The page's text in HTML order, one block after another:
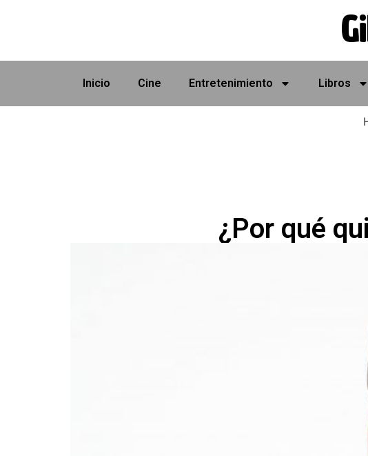
Inicio Cine Entretenimiento Libros
¿Por qué